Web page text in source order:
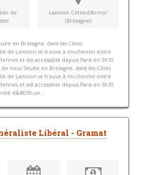
de
Lannion Côtes-d'Armor
(Bretagne)
en Bretagne, dans les Côtes
de Lannion se trouve à mi-chemin entre
et est accessible depuis Paris en 3h10
de nous Située en Bretagne, dans les Côtes
de Lannion se trouve à mi-chemin entre
et est accessible depuis Paris en 3h10
d&#039;un...
Libéral - Gramat